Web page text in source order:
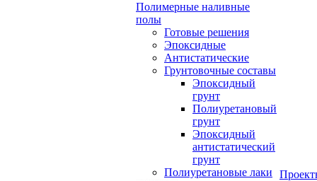
Полимерные наливные
полы
Готовые решения
Эпоксидные
Антистатические
Грунтовочные составы
Эпоксидный
грунт
Полиуретановый
грунт
Эпоксидный
антистатический
грунт
Полиуретановые лаки